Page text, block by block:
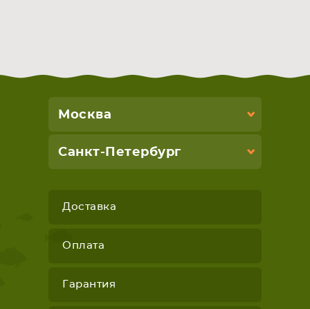
Москва
Санкт-Петербург
Доставка
Оплата
Гарантия